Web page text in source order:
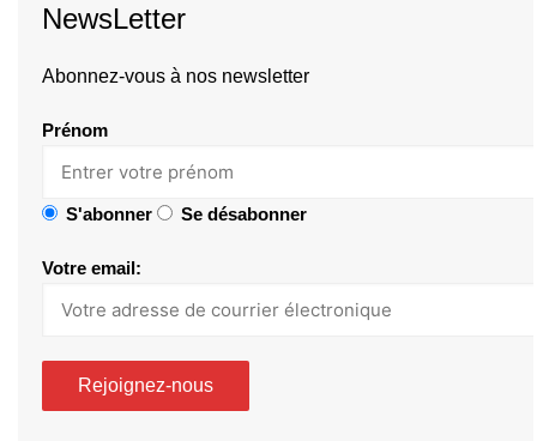
NewsLetter
Abonnez-vous à nos newsletter
Prénom
S'abonner Se désabonner
Votre email: